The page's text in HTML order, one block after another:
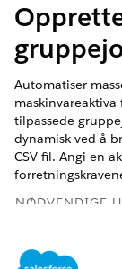
Automatiser
tilpassede
dynamisk ved å
CSV-fil. Angi en
NØDVENDIGE
Tilgjengelig i